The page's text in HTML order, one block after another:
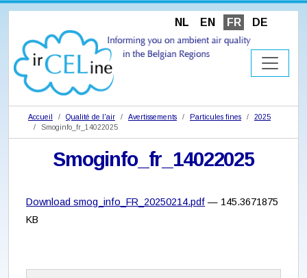
NL EN FR DE
Accueil Qualité de l'air Avertissements Particules fines
2025
Smoginfo_fr_14022025
Smoginfo_fr_14022025
Download smog_info_FR_20250214.pdf — 145.3671875
KB